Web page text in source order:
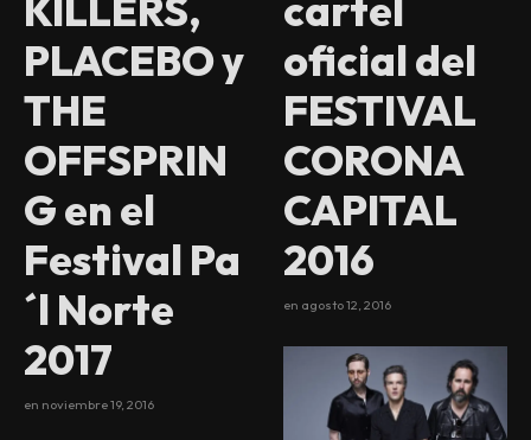
KILLERS,
PLACEBO y
THE
OFFSPRIN
G en el
Festival Pa
´l Norte
2017
en noviembre 19, 2016
cartel
oficial del
FESTIVAL
CORONA
CAPITAL
2016
en agosto 12, 2016